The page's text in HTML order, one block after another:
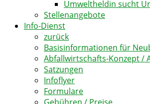
Umweltheldin sucht
Stellenangebote
Info-Dienst
zurück
Basisinformationen für
Abfallwirtschafts-Konzept /
Satzungen
Infoflyer
Formulare